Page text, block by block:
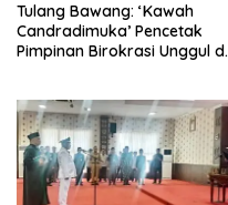
Tulang Bawang: ‘Kawah
Candradimuka’ Pencetak
Pimpinan Birokrasi Unggul di